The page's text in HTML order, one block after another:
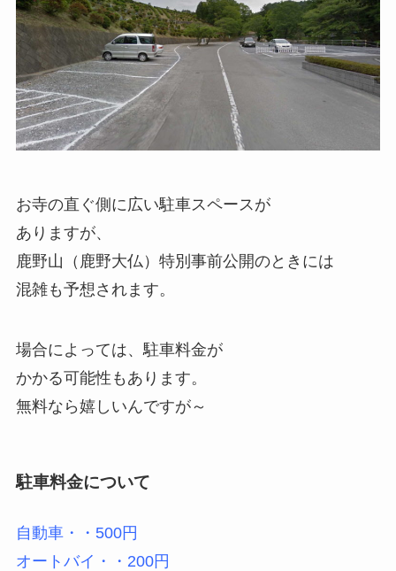
お寺の直ぐ側に広い駐車スペースが
ありますが、
鹿野山（鹿野大仏）特別事前公開のときには
混雑も予想されます。
場合によっては、駐車料金が
かかる可能性もあります。
無料なら嬉しいんですが～
駐車料金について
自動車・・500円
オートバイ・・200円